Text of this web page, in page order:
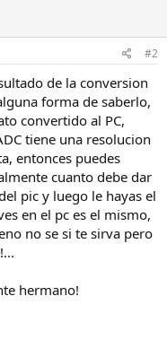
#2
de la conversion
forma de saberlo,
convertido al PC,
tiene una resolucion
entonces puedes
cuanto debe dar
pic y luego le hayas el
en el pc es el mismo,
no se si te sirva pero
hermano!